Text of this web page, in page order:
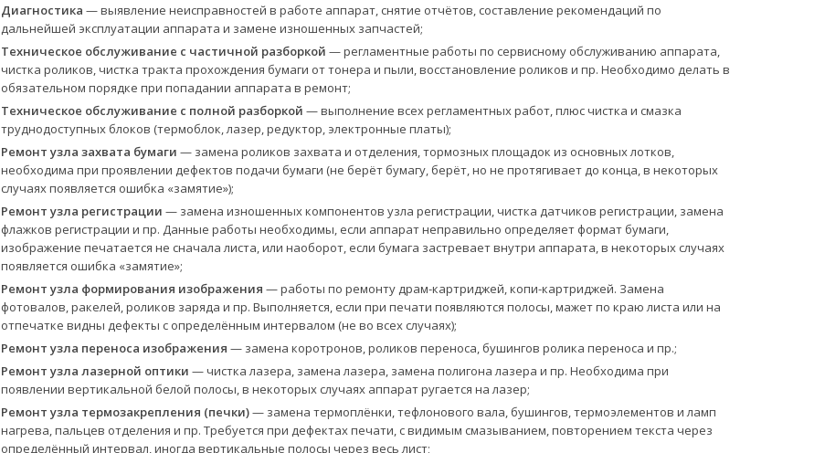
Диагностика — выявление неисправностей в работе аппарат, снятие отчётов, составление рекомендаций по
дальнейшей эксплуатации аппарата и замене изношенных запчастей;
Техническое обслуживание с частичной разборкой — регламентные работы по сервисному обслуживанию аппарата,
чистка роликов, чистка тракта прохождения бумаги от тонера и пыли, восстановление роликов и пр. Необходимо делать в
обязательном порядке при попадании аппарата в ремонт;
Техническое обслуживание с полной разборкой — выполнение всех регламентных работ, плюс чистка и смазка
труднодоступных блоков (термоблок, лазер, редуктор, электронные платы);
Ремонт узла захвата бумаги — замена роликов захвата и отделения, тормозных площадок из основных лотков,
необходима при проявлении дефектов подачи бумаги (не берёт бумагу, берёт, но не протягивает до конца, в некоторых
случаях появляется ошибка «замятие»);
Ремонт узла регистрации — замена изношенных компонентов узла регистрации, чистка датчиков регистрации, замена
флажков регистрации и пр. Данные работы необходимы, если аппарат неправильно определяет формат бумаги,
изображение печатается не сначала листа, или наоборот, если бумага застревает внутри аппарата, в некоторых случаях
появляется ошибка «замятие»;
Ремонт узла формирования изображения — работы по ремонту драм-картриджей, копи-картриджей. Замена
фотовалов, ракелей, роликов заряда и пр. Выполняется, если при печати появляются полосы, мажет по краю листа или на
отпечатке видны дефекты с определённым интервалом (не во всех случаях);
Ремонт узла переноса изображения — замена коротронов, роликов переноса, бушингов ролика переноса и пр.;
Ремонт узла лазерной оптики — чистка лазера, замена лазера, замена полигона лазера и пр. Необходима при
появлении вертикальной белой полосы, в некоторых случаях аппарат ругается на лазер;
Ремонт узла термозакрепления (печки)— замена термоплёнки, тефлонового вала, бушингов, термоэлементов и ламп
нагрева, пальцев отделения и пр. Требуется при дефектах печати, с видимым смазыванием, повторением текста через
определённый интервал, иногда вертикальные полосы через весь лист;